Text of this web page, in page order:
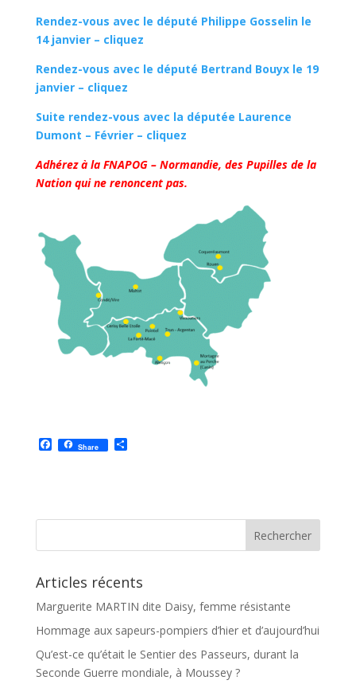
Rendez-vous avec le député Philippe Gosselin le
14 janvier – cliquez
Rendez-vous avec le député Bertrand Bouyx le 19
janvier – cliquez
Suite rendez-vous avec la députée Laurence
Dumont – Février – cliquez
Adhérez à la FNAPOG – Normandie, des Pupilles de la
Nation qui ne renoncent pas.
F
a
o
Share P
e
Articles récents
Marguerite MARTIN dite Daisy, femme résistante
Hommage aux sapeurs-pompiers d’hier et d’aujourd’hui
Qu’est-ce qu’était le Sentier des Passeurs, durant la
Seconde Guerre mondiale, à Moussey ?